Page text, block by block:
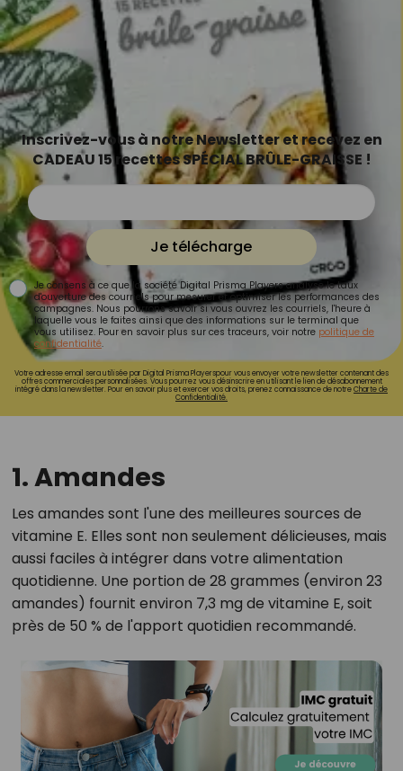
Inscrivez-vous à notre Newsletter et recevez en
CADEAU 15 recettes SPÉCIAL BRÛLE-GRAISSE !
Je télécharge
Je consens à ce que la société Digital Prisma Players analyse le taux
d'ouverture des courriels pour mesurer et optimiser les performances des
campagnes. Nous pourrons savoir si vous ouvrez les courriels, l'heure à
laquelle vous le faites ainsi que des informations sur le terminal que
vous utilisez. Pour en savoir plus sur ces traceurs, voir notre politique de
confidentialité.
Votre adresse email sera utilisée par Digital Prisma Playerspour vous envoyer votre newsletter contenant des
offres commerciales personnalisées. Vous pourrez vous désinscrire en utilisant le lien de désabonnement
intégré dans la newsletter. Pour en savoir plus et exercer vos droits, prenez connaissance de notreCharte de
Confidentialité.
1. Amandes
Les amandes sont l'une des meilleures sources de
vitamine E. Elles sont non seulement délicieuses, mais
aussi faciles à intégrer dans votre alimentation
quotidienne. Une portion de 28 grammes (environ 23
amandes) fournit environ 7,3 mg de vitamine E, soit
près de 50 % de l'apport quotidien recommandé.